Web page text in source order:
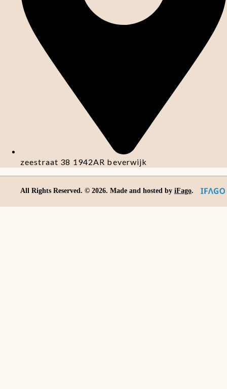
zeestraat 38 1942AR beverwijk
All Rights Reserved. © 2026. Made and hosted by iFago.